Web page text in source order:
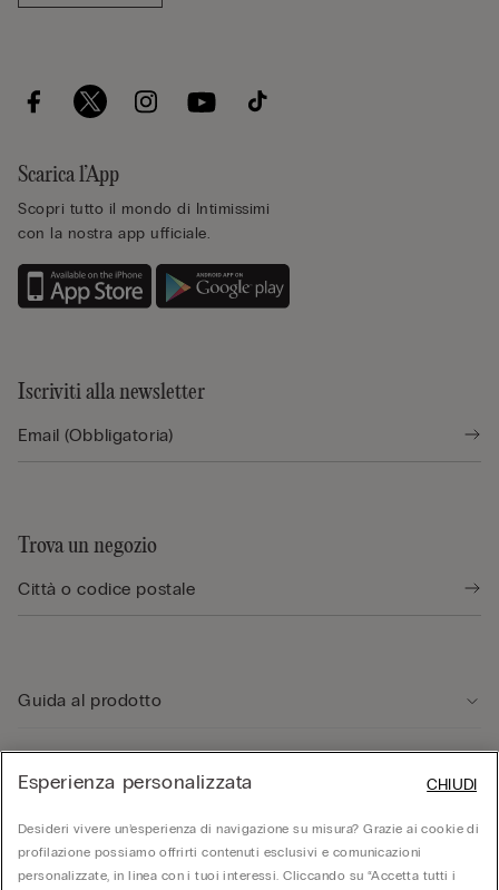
Scarica l’App
Scopri tutto il mondo di Intimissimi
con la nostra app ufficiale.
Iscriviti alla newsletter
Trova un negozio
Guida al prodotto
Area Legale
Esperienza personalizzata
Desideri vivere un’esperienza di navigazione su misura? Grazie ai cookie di
profilazione possiamo offrirti contenuti esclusivi e comunicazioni
personalizzate, in linea con i tuoi interessi. Cliccando su “Accetta tutti i
CHIUDI